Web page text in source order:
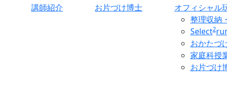
講師紹介 お片づけ博士
オフィシャル
整理収納
Select2
おかたづ
家庭科授
お片づけ